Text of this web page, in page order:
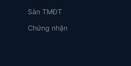
Sàn TMĐT
Chứng nhận